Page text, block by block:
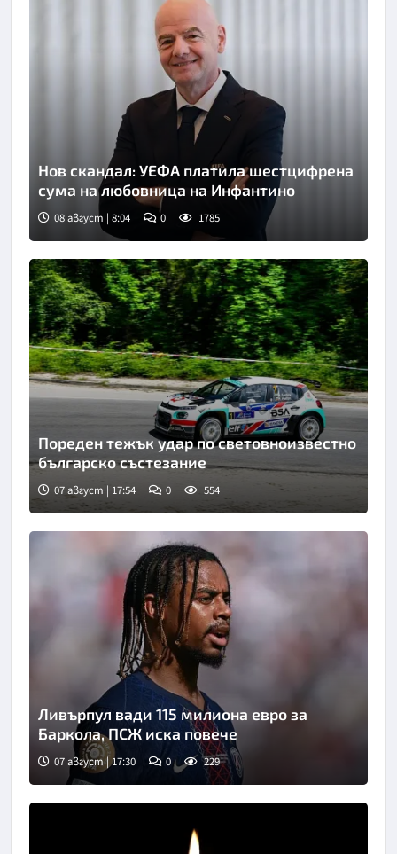
Нов скандал: УЕФА платила шестцифрена
сума на любовница на Инфантино
08 август | 8:04 0 1785
Пореден тежък удар по световноизвестно
българско състезание
07 август | 17:54 0 554
Ливърпул вади 115 милиона евро за
Баркола, ПСЖ иска повече
07 август | 17:30 0 229